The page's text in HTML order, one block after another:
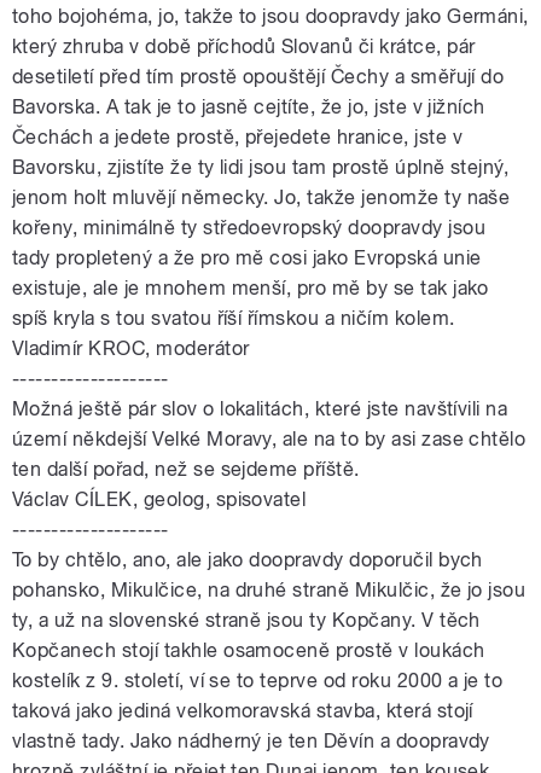
toho bojohéma, jo, takže to jsou doopravdy jako Germáni,
který zhruba v době příchodů Slovanů či krátce, pár
desetiletí před tím prostě opouštějí Čechy a směřují do
Bavorska. A tak je to jasně cejtíte, že jo, jste v jižních
Čechách a jedete prostě, přejedete hranice, jste v
Bavorsku, zjistíte že ty lidi jsou tam prostě úplně stejný,
jenom holt mluvějí německy. Jo, takže jenomže ty naše
kořeny, minimálně ty středoevropský doopravdy jsou
tady propletený a že pro mě cosi jako Evropská unie
existuje, ale je mnohem menší, pro mě by se tak jako
spíš kryla s tou svatou říší římskou a ničím kolem.
Vladimír KROC, moderátor
--------------------
Možná ještě pár slov o lokalitách, které jste navštívili na
území někdejší Velké Moravy, ale na to by asi zase chtělo
ten další pořad, než se sejdeme příště.
Václav CÍLEK, geolog, spisovatel
--------------------
To by chtělo, ano, ale jako doopravdy doporučil bych
pohansko, Mikulčice, na druhé straně Mikulčic, že jo jsou
ty, a už na slovenské straně jsou ty Kopčany. V těch
Kopčanech stojí takhle osamoceně prostě v loukách
kostelík z 9. století, ví se to teprve od roku 2000 a je to
taková jako jediná velkomoravská stavba, která stojí
vlastně tady. Jako nádherný je ten Děvín a doopravdy